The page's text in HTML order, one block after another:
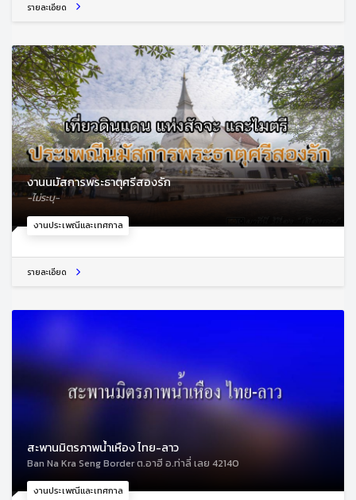
รายละเอียด
งานประเพณีและเทศกาล
งานนมัสการพระธาตุศรีสองรัก
-ไม่ระบุ-
รายละเอียด
งานประเพณีและเทศกาล
สะพานมิตรภาพน้ำเหือง ไทย-ลาว
Ban Na Kra Seng Border ต.อาฮี อ.ท่าลี่ เลย 42140